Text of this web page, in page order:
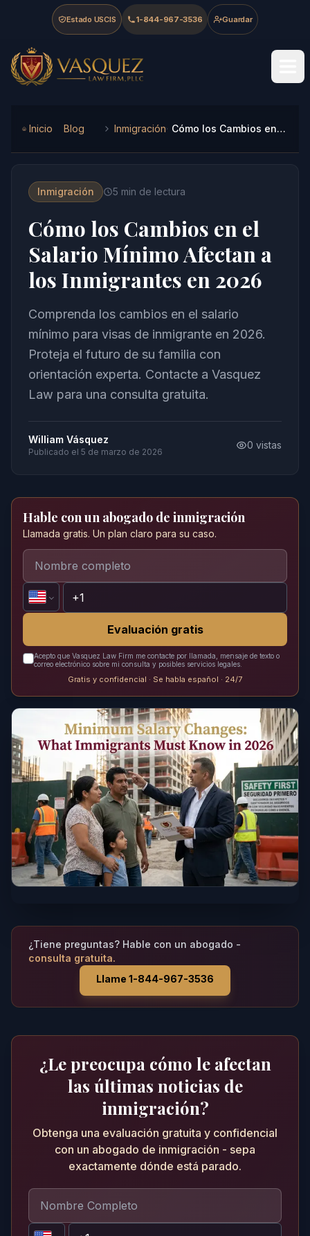
Skip to main content
Skip to navigation
Skip to footer
Estado USCIS 1-844-967-3536 Guardar
Vasquez Law Firm - Home
Inicio Blog Inmigración Cómo los Cambios en el Salario Mínimo Afectan a los Inmigrantes en 2026
Inmigración 5 min de lectura
Cómo los Cambios en el
Salario Mínimo Afectan a
los Inmigrantes en 2026
Comprenda los cambios en el salario
mínimo para visas de inmigrante en 2026.
Proteja el futuro de su familia con
orientación experta. Contacte a Vasquez
Law para una consulta gratuita.
William Vásquez
Publicado el 5 de marzo de 2026
0 vistas
Hable con un abogado de inmigración
Llamada gratis. Un plan claro para su caso.
Evaluación gratis
Acepto que Vasquez Law Firm me contacte por llamada, mensaje de texto o
correo electrónico sobre mi consulta y posibles servicios legales.
Gratis y confidencial · Se habla español · 24/7
¿Tiene preguntas? Hable con un abogado -
consulta gratuita.
Llame 1-844-967-3536
¿Le preocupa cómo le afectan
las últimas noticias de
inmigración?
Obtenga una evaluación gratuita y confidencial
con un abogado de inmigración - sepa
exactamente dónde está parado.